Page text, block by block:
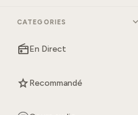
CATEGORIES expand_more
radioEn Direct
starRecommandé